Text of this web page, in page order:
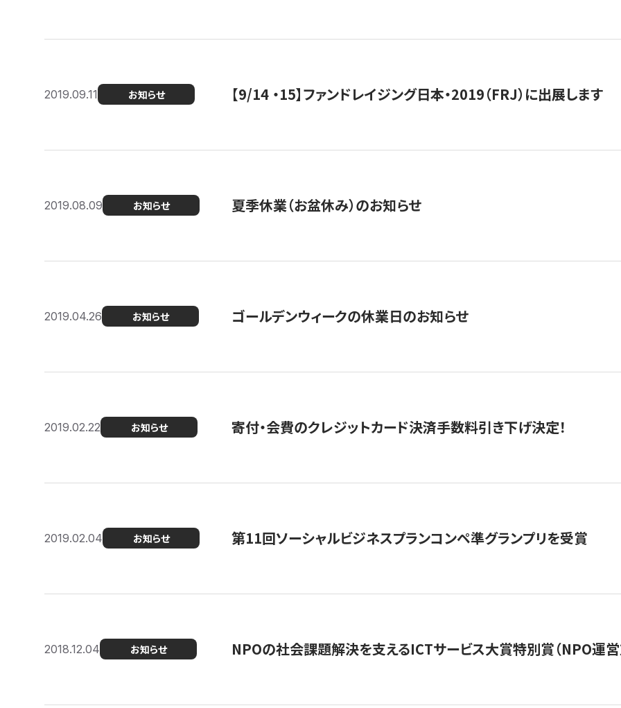
2019.09.11 お知らせ 【9/14 ・15】ファンドレイジング日本・2019（FRJ）に出展します
2019.08.09 お知らせ 夏季休業（お盆休み）のお知らせ
2019.04.26 お知らせ ゴールデンウィークの休業日のお知らせ
2019.02.22 お知らせ 寄付・会費のクレジットカード決済手数料引き下げ決定！
2019.02.04 お知らせ 第11回ソーシャルビジネスプランコンペ準グランプリを受賞
2018.12.04 お知らせ NPOの社会課題解決を支えるICTサービス大賞特別賞（NPO運